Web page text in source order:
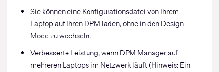
Sie können eine Konfigurationsdatei von Ihrem
Laptop auf Ihren DPM laden, ohne in den Design
Mode zu wechseln.
Verbesserte Leistung, wenn DPM Manager auf
mehreren Laptops im Netzwerk läuft (Hinweis: Ein